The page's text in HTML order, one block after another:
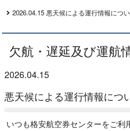
2026.04.15 悪天候による運行情報につ
欠航・遅延及び運航
2026.04.15
悪天候による運行情報に
いつも格安航空券センターをご利